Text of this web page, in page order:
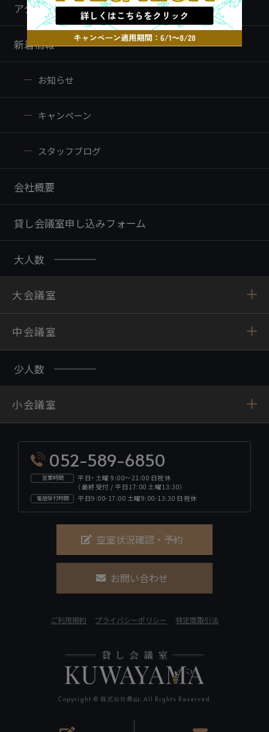
アクセス
新着情報
お知らせ
キャンペーン
スタッフブログ
会社概要
貸し会議室申し込みフォーム
大人数
大会議室
中会議室
少人数
小会議室
052-589-6850
営業時間
平日・土曜 9:00～21:00 日祝休
（最終受付 / 平日17:00 土曜13:30）
電話受付時間 平日9:00-17:00 土曜9:00-13:30 日祝休
空室状況確認・予約
お問い合わせ
ご利用規約 プライバシーポリシー 特定商取引法
Copyright © 株式会社桑山. All Rights Reserved.